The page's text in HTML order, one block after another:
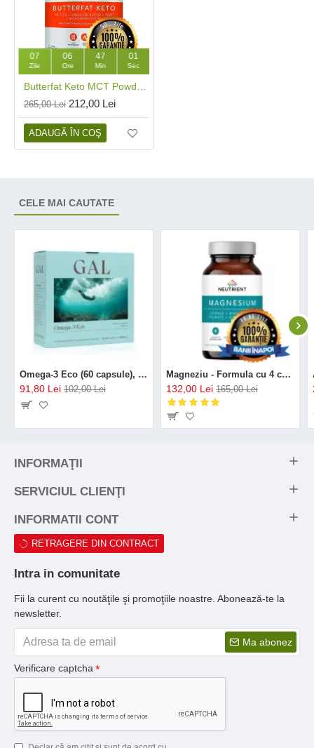
07
Zile
06
Ore
47
Min
00
Sec
265,00 Lei 212,00 Lei
ADAUGĂ ÎN COŞ
CELE MAI CAUTATE
Omega-3 Eco (60 capsule), GAL
91,80 Lei 102,00 Lei
Magneziu - Formula cu 4 chelați (120 capsule), Neutrient
132,00 Lei 165,00 Lei
INFORMAŢII
SERVICIUL CLIENŢI
INFORMATII CONT
RETRAGERE DIN CONTRACT
Intra in comunitate
Fii la curent cu noutăţile şi promoţiile noastre. Abonează-te la
newsletter.
Ma abonez
Verificare captcha